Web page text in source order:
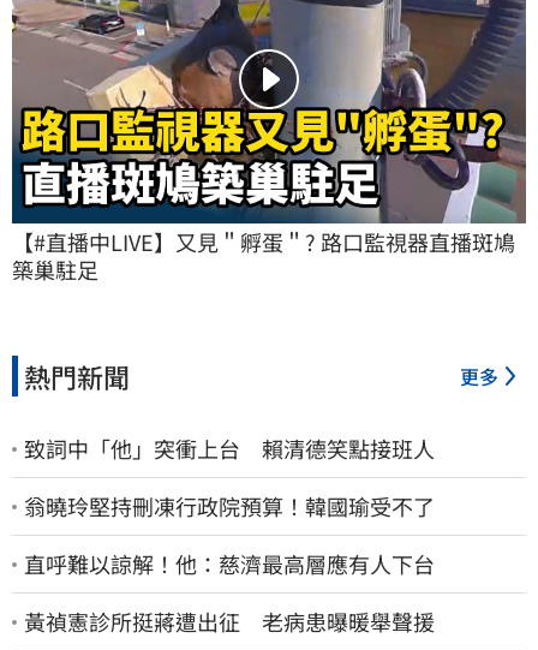
【#直播中LIVE】又見＂孵蛋＂? 路口監視器直播斑鳩
築巢駐足
熱門新聞 更多
致詞中「他」突衝上台 賴清德笑點接班人
翁曉玲堅持刪凍行政院預算！韓國瑜受不了
直呼難以諒解！他：慈濟最高層應有人下台
黃禎憲診所挺蔣遭出征 老病患曝暖舉聲援